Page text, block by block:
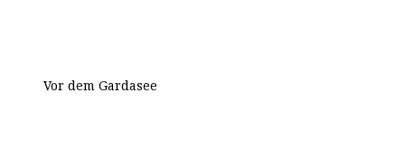
Vor dem Gardasee